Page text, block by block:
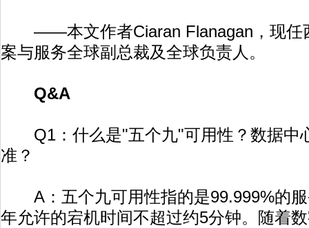
——本文作者Ciaran Flanagan，现任
案与服务全球副总裁及全球负责人。
Q&A
Q1：什么是"五个九"可用性？数据中
准？
A：五个九可用性指的是99.999%的服
年允许的宕机时间不超过约5分钟。随着